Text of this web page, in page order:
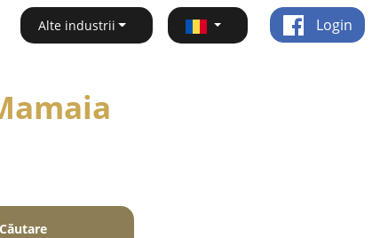
Alte industrii Login
Căutare